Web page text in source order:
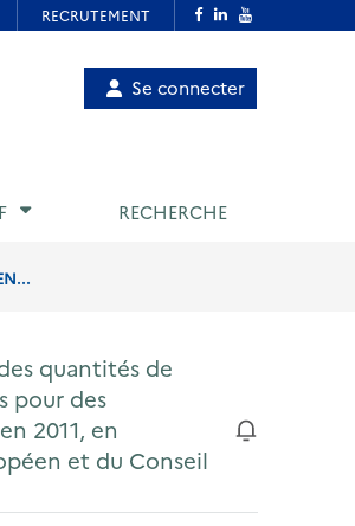
Menu
utilisateur
Se connecter
RECHERCHE
quantités de
pour des
2011, en
et du Conseil